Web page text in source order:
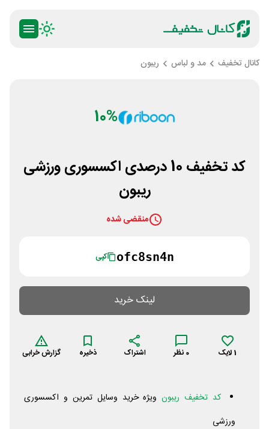
کانال تخفیف مد و لباس ریبون
10%
کد تخفیف 10 درصدی اکسسوری ورزشی
ریبون
منقضی شده
ofc8sn4n کپی
لینک خرید
1لایک 0 نظر اشتراک ذخیره گزارش خرابی
کد تخفیف ریبونویژه خرید وسایل تمرین و اکسسوری
ورزشی